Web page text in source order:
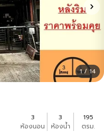
1 / 14
3
ห้องนอน
3
ห้องน้ำ
195
ตรม.